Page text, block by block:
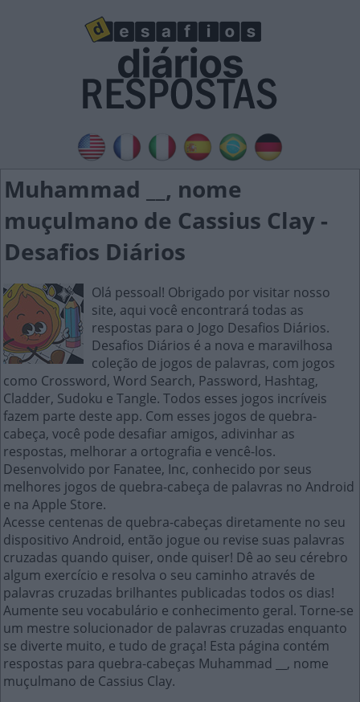
Muhammad __, nome
muçulmano de Cassius Clay -
Desafios Diários
Olá pessoal! Obrigado por visitar nosso
site, aqui você encontrará todas as
respostas para o Jogo Desafios Diários.
Desafios Diários é a nova e maravilhosa
coleção de jogos de palavras, com jogos
como Crossword, Word Search, Password, Hashtag,
Cladder, Sudoku e Tangle. Todos esses jogos incríveis
fazem parte deste app. Com esses jogos de quebra-
cabeça, você pode desafiar amigos, adivinhar as
respostas, melhorar a ortografia e vencê-los.
Desenvolvido por Fanatee, Inc, conhecido por seus
melhores jogos de quebra-cabeça de palavras no Android
e na Apple Store.
Acesse centenas de quebra-cabeças diretamente no seu
dispositivo Android, então jogue ou revise suas palavras
cruzadas quando quiser, onde quiser! Dê ao seu cérebro
algum exercício e resolva o seu caminho através de
palavras cruzadas brilhantes publicadas todos os dias!
Aumente seu vocabulário e conhecimento geral. Torne-se
um mestre solucionador de palavras cruzadas enquanto
se diverte muito, e tudo de graça! Esta página contém
respostas para quebra-cabeças Muhammad __, nome
muçulmano de Cassius Clay.